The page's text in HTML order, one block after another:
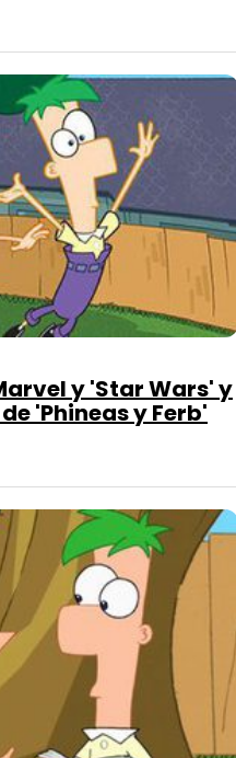
y 'Star Wars' y
'Phineas y Ferb'